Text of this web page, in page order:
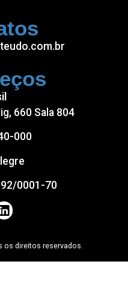
660 Sala 804
000
0001-70
os direitos reservados.